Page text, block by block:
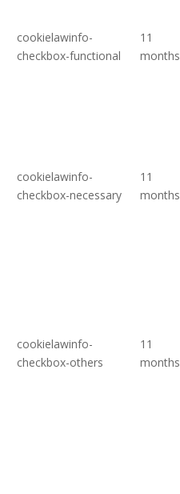
cookielawinfo-
checkbox-functional
11
months
cookielawinfo-
checkbox-necessary
11
months
cookielawinfo-
checkbox-others
11
months